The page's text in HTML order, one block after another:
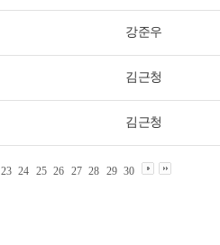
강준우
김근청
김근청
23 24 25 26 27 28 29 30